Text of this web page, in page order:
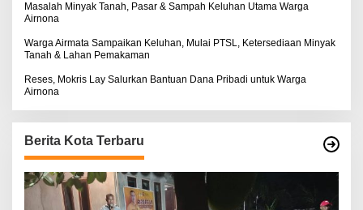
Masalah Minyak Tanah, Pasar & Sampah Keluhan Utama Warga
Airnona
Warga Airmata Sampaikan Keluhan, Mulai PTSL, Ketersediaan Minyak
Tanah & Lahan Pemakaman
Reses, Mokris Lay Salurkan Bantuan Dana Pribadi untuk Warga
Airnona
Berita Kota Terbaru